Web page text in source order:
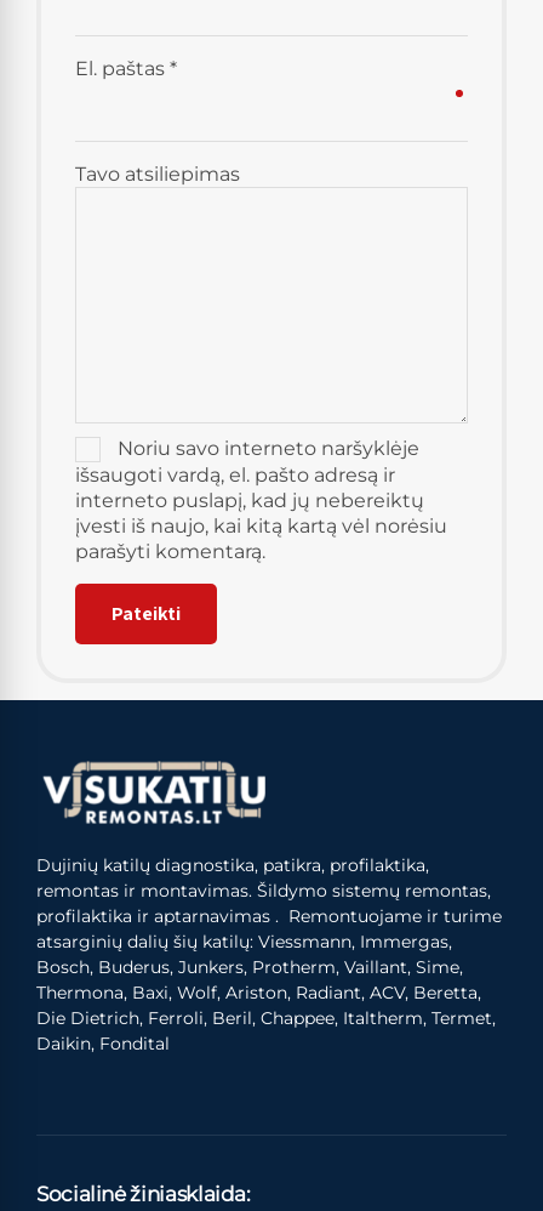
Tavo atsiliepimas
El. paštas *
Noriu savo interneto naršyklėje
išsaugoti vardą, el. pašto adresą ir
interneto puslapį, kad jų nebereiktų
įvesti iš naujo, kai kitą kartą vėl norėsiu
parašyti komentarą.
Dujinių katilų diagnostika, patikra, profilaktika,
remontas ir montavimas. Šildymo sistemų remontas,
profilaktika ir aptarnavimas . Remontuojame ir turime
atsarginių dalių šių katilų: Viessmann, Immergas,
Bosch, Buderus, Junkers, Protherm, Vaillant, Sime,
Thermona, Baxi, Wolf, Ariston, Radiant, ACV, Beretta,
Die Dietrich, Ferroli, Beril, Chappee, Italtherm, Termet,
Daikin, Fondital
Socialinė žiniasklaida: